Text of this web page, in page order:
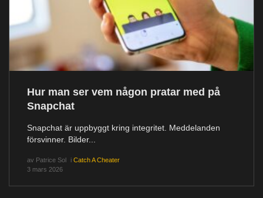
Hur man ser vem någon pratar med på
Snapchat
Snapchat är uppbyggt kring integritet. Meddelanden
försvinner. Bilder...
av Patrice Sol i Catch A Cheater
3 mars 2026